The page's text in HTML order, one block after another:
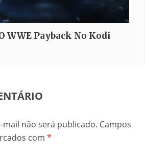
WWE Payback No Kodi
mail não será publicado. Campos
com *